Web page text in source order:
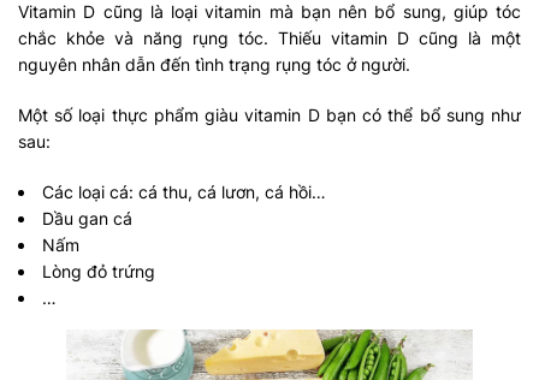
Vitamin D cũng là loại vitamin mà bạn nên bổ sung, giúp tóc
chắc khỏe và năng rụng tóc. Thiếu vitamin D cũng là một
nguyên nhân dẫn đến tình trạng rụng tóc ở người.
Một số loại thực phẩm giàu vitamin D bạn có thể bổ sung như
sau:
Các loại cá: cá thu, cá lươn, cá hồi…
Dầu gan cá
Nấm
Lòng đỏ trứng
…